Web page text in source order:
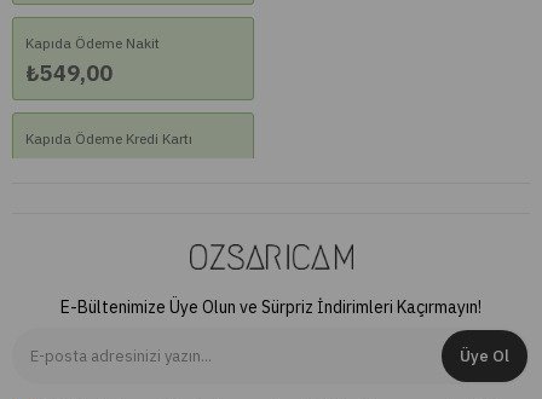
Kapıda Ödeme Nakit
₺549,00
Kapıda Ödeme Kredi Kartı
E-Bültenimize Üye Olun ve Sürpriz İndirimleri Kaçırmayın!
Üye Ol